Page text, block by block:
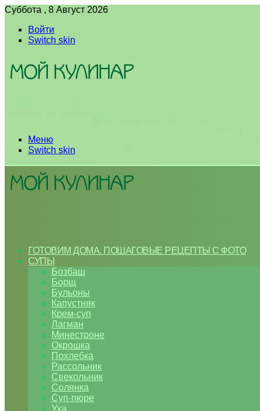
Суббота , 8 Август 2026
Войти
Switch skin
Меню
Switch skin
ГОТОВИМ ДОМА. ПОШАГОВЫЕ РЕЦЕПТЫ С ФОТО
СУПЫ
Бозбаш
Борщ
Бульоны
Капустняк
Крем-суп
Лагман
Минестроне
Окрошка
Похлебка
Рассольник
Свекольник
Солянка
Суп-пюре
Уха